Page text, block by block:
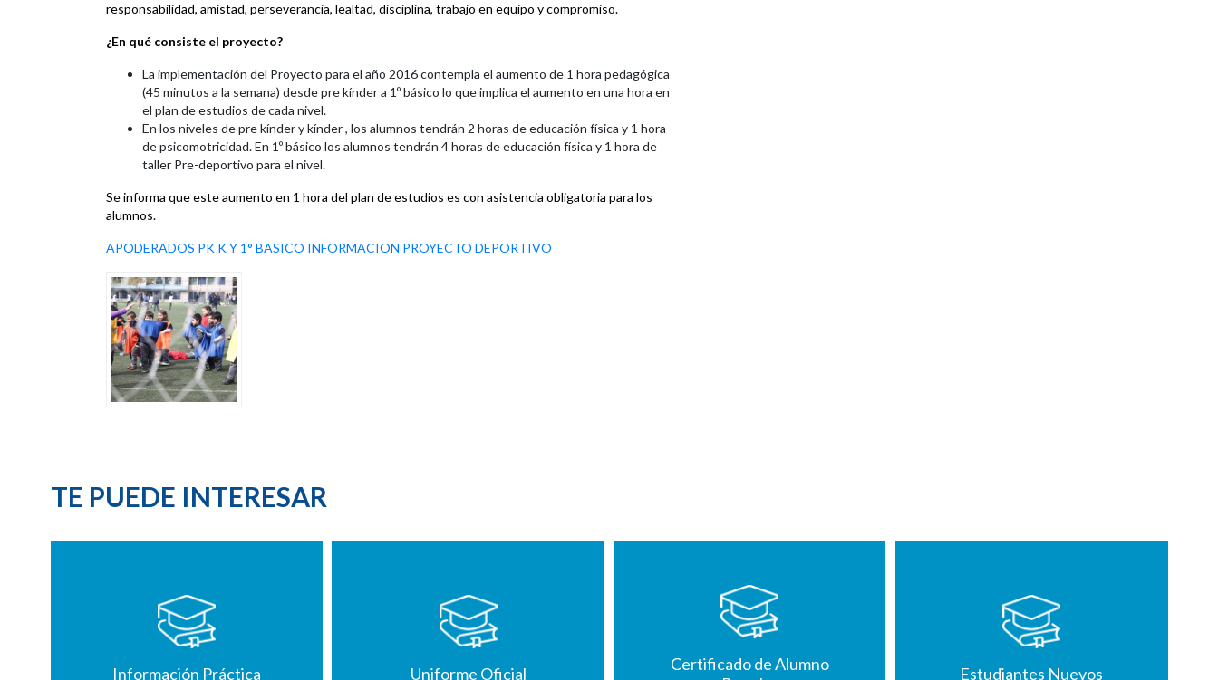
responsabilidad, amistad, perseverancia, lealtad, disciplina, trabajo en equipo y compromiso.
¿En qué consiste el proyecto?
La implementación del Proyecto para el año 2016 contempla el aumento de 1 hora pedagógica
(45 minutos a la semana) desde pre kínder a 1º básico lo que implica el aumento en una hora en
el plan de estudios de cada nivel.
En los niveles de pre kínder y kínder , los alumnos tendrán 2 horas de educación física y 1 hora
de psicomotricidad. En 1º básico los alumnos tendrán 4 horas de educación física y 1 hora de
taller Pre-deportivo para el nivel.
Se informa que este aumento en 1 hora del plan de estudios es con asistencia obligatoria para los
alumnos.
APODERADOS PK K Y 1° BASICO INFORMACION PROYECTO DEPORTIVO
TE PUEDE INTERESAR
Información Práctica Uniforme Oficial
Certificado de Alumno
Estudiantes Nuevos